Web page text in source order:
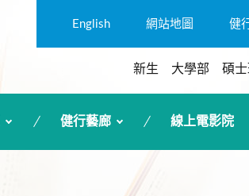
English 網站地圖 健
新生 大學部 碩士
健行藝廊 線上電影院